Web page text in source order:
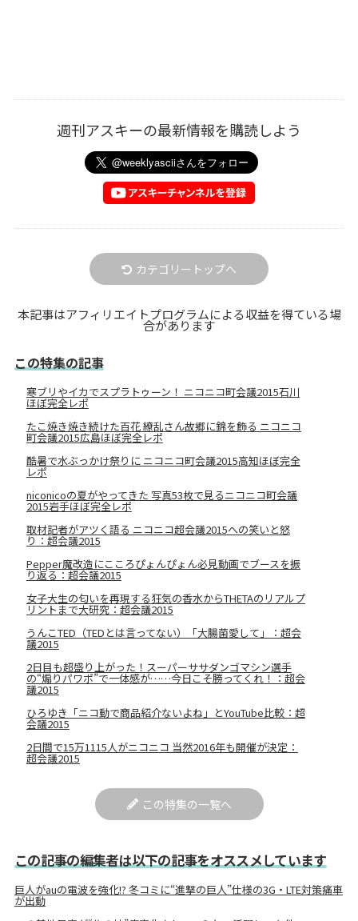
週刊アスキーの最新情報を購読しよう
カテゴリートップへ
本記事はアフィリエイトプログラムによる収益を得ている場
合があります
この特集の記事
寒ブリやイカでスプラトゥーン！ ニコニコ町会議2015石川
ほぼ完全レポ
たこ焼き焼き続けた百花 繚乱さん故郷に錦を飾る ニコニコ
町会議2015広島ほぼ完全レポ
酷暑で水ぶっかけ祭りに ニコニコ町会議2015高知ほぼ完全
レポ
niconicoの夏がやってきた 写真53枚で見るニコニコ町会議
2015岩手ほぼ完全レポ
取材記者がアツく語る ニコニコ超会議2015への笑いと怒
り：超会議2015
Pepper魔改造にこころぴょんぴょん必見動画でブースを振
り返る：超会議2015
女子大生の匂いを再現する狂気の香水からTHETAのリアルプ
リントまで大研究：超会議2015
うんこTED（TEDとは言ってない）「大腸菌愛して」：超会
議2015
2日目も超盛り上がった！スーパーササダンゴマシン選手
の“煽りパワポ”で一体感が……今日こそ勝ってくれ！：超会
議2015
ひろゆき「ニコ動で商品紹介ないよね」とYouTube比較：超
会議2015
2日間で15万1115人がニコニコ 当然2016年も開催が決定：
超会議2015
この特集の一覧へ
この記事の編集者は以下の記事をオススメしています
巨人がauの電波を強化!? 冬コミに“進撃の巨人”仕様の3G・LTE対策痛車
が出動